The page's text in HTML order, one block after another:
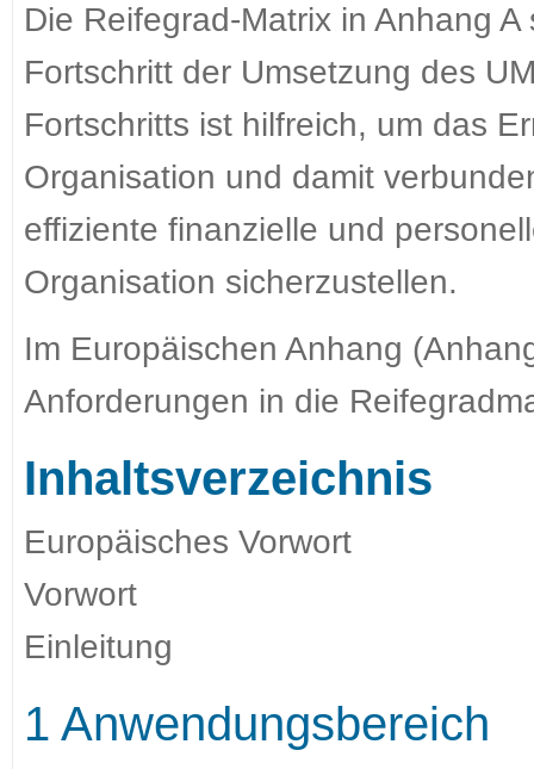
Die Reifegrad-Matrix in Anhang
Fortschritt der Umsetzung des
Fortschritts ist hilfreich, um das
Organisation und damit
effiziente finanzielle und
Organisation sicherzustellen.
Im Europäischen Anhang
Anforderungen in die
Inhaltsverzeichnis
Europäisches Vorwort
Vorwort
Einleitung
1 Anwendungsbereich